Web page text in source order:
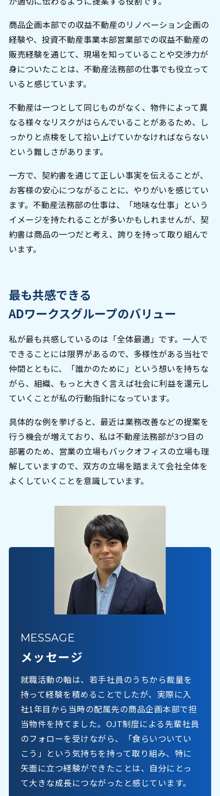
商品企画本部での収益不動産のリノベーション企画の
経験や、投資不動産事業本部営業部での収益不動産の
販売経験を通じて、現場を知っていることや交渉力が
身についたことは、不動産法務部の仕事でも役立って
いると感じています。
不動産は一つとして同じものがなく、物件によって異
なる様々なリスクがはらんでいることがあるため、し
っかりと点検をして拾い上げていかなければならない
という難しさがあります。
一方で、契約書を通じて正しい事実を伝えることが、
お客様の安心につながることに、やりがいを感じてい
ます。不動産法務部の仕事は、「地味な仕事」という
イメージを持たれることが多いかもしれませんが、契
約書は商品の一つだと考え、誇りを持って取り組んで
います。
最も共感できる
ADワークスグループのバリュー
私が最も共感しているのは「全体最適」です。一人で
できることには限界があるので、多様性がある当社で
仲間とともに、「誰かのために」という想いを持ちな
がら、組織、もっと大きく言えば社会に利益を還元し
ていくことが私の行動指針になっています。
具体的な例を挙げると、最近は業務改善などの提案を
行う機会が増えており、私は不動産法務部が3つ目の
部署のため、営業の立場もバックオフィスの立場も理
解していますので、双方の立場を踏まえて会社全体を
よくしていくことを意識しています。
MESSAGE
メッセージ
就職活動の軸は、若手社員のうちから裁量を
持って経験を積めることでしたが、実際に入
社1年目から当時の配属先の商品企画本部で担
当物件を持てました。OJT制度による先輩社員
のフォローを受けながら、「食らいついてい
こう」という気持ちを持って取り組み、特に
矢面に立つ経験ができたことは、自分にとっ
て大きな成長につながったと感じています。